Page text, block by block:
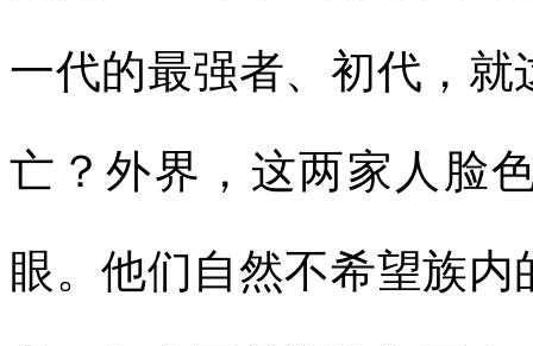
一代的最强者、初代，
亡？外界，这两家人脸
眼。他们自然不希望族